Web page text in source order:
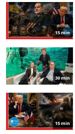
15 min
30 min
15 min